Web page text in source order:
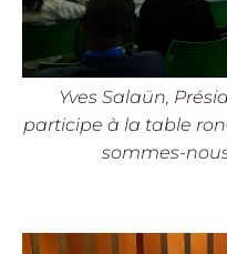
Yves Salaün,
participe à la table
sommes-